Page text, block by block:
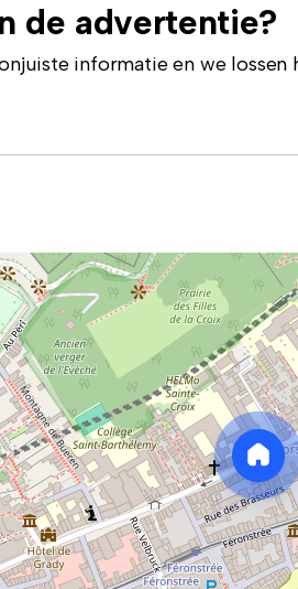
de advertentie?
informatie en we lossen